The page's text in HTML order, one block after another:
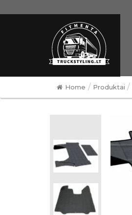
Home / Produktai /